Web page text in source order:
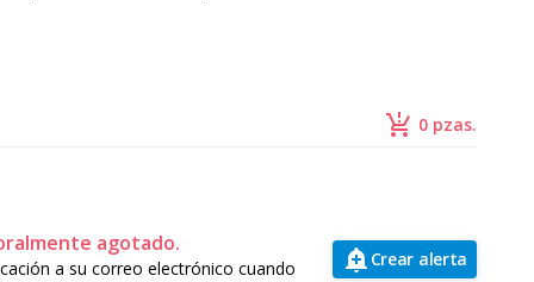
production_quantity_limits 0 pzas.
agotado.
a su correo electrónico cuando
add_alert Crear alerta